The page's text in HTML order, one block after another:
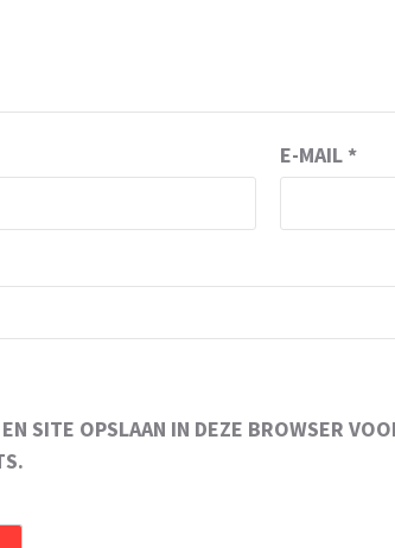
E-MAIL *
SITE OPSLAAN IN DEZE BROWSER